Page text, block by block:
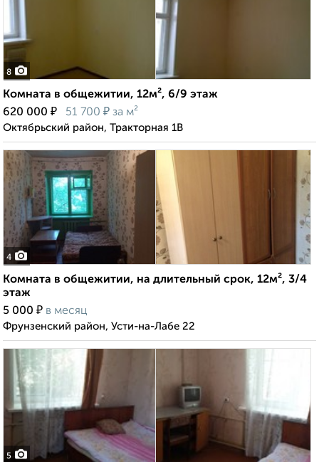
8
Комната в общежитии, 12м², 6/9 этаж
620 000 ₽ 51 700 ₽ за м²
Октябрьский район, Тракторная 1В
4
Комната в общежитии, на длительный срок, 12м², 3/4
этаж
5 000 ₽ в месяц
Фрунзенский район, Усти-на-Лабе 22
5